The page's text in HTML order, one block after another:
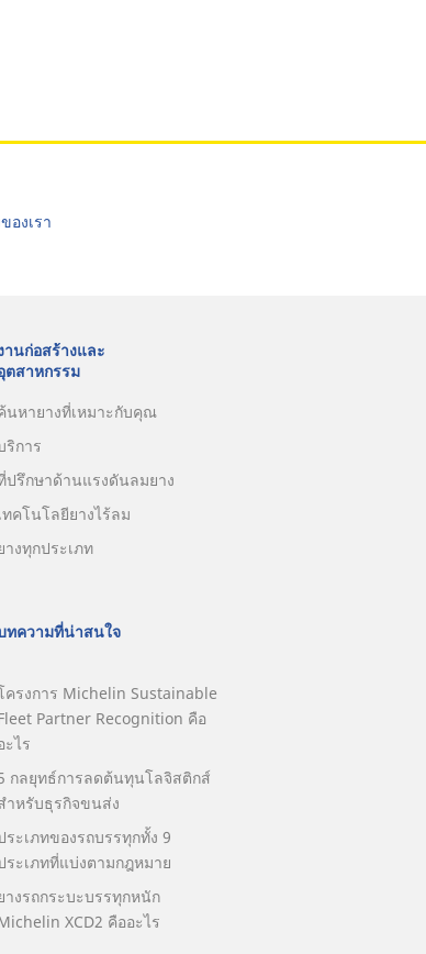
องเรา
านก่อสร้างและ
ตสาหกรรม
นหายางที่เหมาะกับคุณ
ริการ
ปรึกษาด้านแรงดันลมยาง
ทคโนโลยียางไร้ลม
างทุกประเภท
ทความที่น่าสนใจ
ครงการ Michelin Sustainable
Partner Recognition คือ
ะไร
กลยุทธ์การลดต้นทุนโลจิสติกส์
ำหรับธุรกิจขนส่ง
ระเภทของรถบรรทุกทั้ง 9
ระเภทที่แบ่งตามกฎหมาย
างรถกระบะบรรทุกหนัก
XCD2 คืออะไร